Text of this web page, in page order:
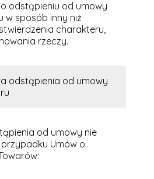
odstąpieniu od umowy
w sposób inny niż
charakteru,
rzeczy.
odstąpienia od umowy
od umowy nie
Umów o